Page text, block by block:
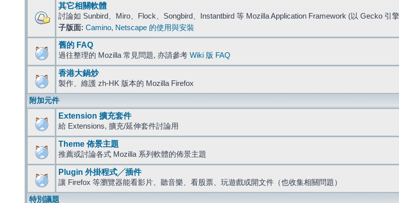
其它相關軟體
討論如 Sunbird、Miro、Flock、Songbird、Instantbird 等 Mozilla Application Framework (以 Gecko 引
子版面: Camino, Netscape 的使用與安裝
舊的 FAQ
過往整理的 Mozilla 常見問題, 亦請參考 Wiki 版 FAQ
香港大鍋炒
製作、維護 zh-HK 版本的 Mozilla Firefox
附加元件
Extension 擴充套件
給 Extensions, 擴充/延伸套件討論用
Theme 佈景主題
推薦或討論各式 Mozilla 系列軟體的佈景主題
Plugin 外掛程式╱插件
讓 Firefox 等瀏覽器能看影片、聽音樂、看股票、玩遊戲或開文件（也收集相關問題）
特別議題